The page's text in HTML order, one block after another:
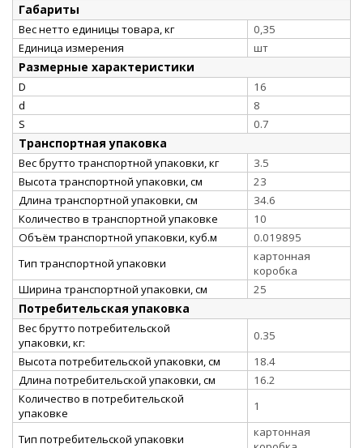
Габариты
Вес нетто единицы товара, кг
0,35
Единица измерения
шт
Размерные характеристики
D
16
d
8
S
0.7
Транспортная упаковка
Вес брутто транспортной упаковки, кг
3.5
Высота транспортной упаковки, см
23
Длина транспортной упаковки, см
34.6
Количество в транспортной упаковке
10
Объём транспортной упаковки, куб.м
0.019895
Тип транспортной упаковки
картонная
коробка
Ширина транспортной упаковки, см
25
Потребительская упаковка
Вес брутто потребительской
упаковки, кг:
0.35
Высота потребительской упаковки, см
18.4
Длина потребительской упаковки, см
16.2
Количество в потребительской
упаковке
1
Тип потребительской упаковки
картонная